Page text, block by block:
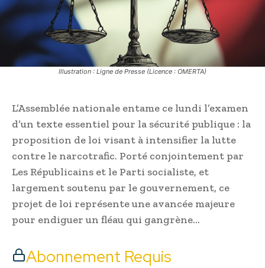
Illustration : Ligne de Presse (Licence : OMERTA)
L’Assemblée nationale entame ce lundi l’examen
d’un texte essentiel pour la sécurité publique : la
proposition de loi visant à intensifier la lutte
contre le narcotrafic. Porté conjointement par
Les Républicains et le Parti socialiste, et
largement soutenu par le gouvernement, ce
projet de loi représente une avancée majeure
pour endiguer un fléau qui gangrène…
Abonnement Requis